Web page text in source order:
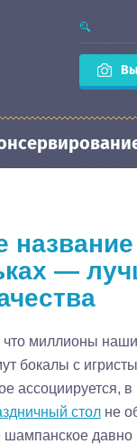
—
что миллионы
бокалы с
стол не
давно